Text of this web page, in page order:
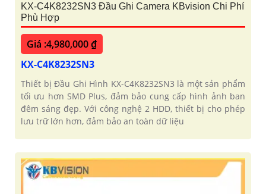
KX-C4K8232SN3 Đầu Ghi Camera KBvision Chi Phí
Phù Hợp
Giá :4,980,000 ₫
KX-C4K8232SN3
Thiết bị Đầu Ghi Hình KX-C4K8232SN3 là một sản phẩm
tối ưu hơn SMD Plus, đảm bảo cung cấp hình ảnh ban
đêm sáng đẹp. Với công nghệ 2 HDD, thiết bị cho phép
lưu trữ lớn hơn, đảm bảo an toàn dữ liệu